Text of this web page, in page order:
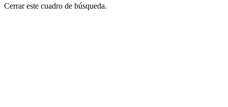
Cerrar este cuadro de búsqueda.